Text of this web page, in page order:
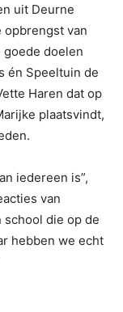
uit Deurne
opbrengst van
goede doelen
én Speeltuin de
Haren dat op
plaatsvindt,
iedereen is”,
van
die op de
hebben we echt